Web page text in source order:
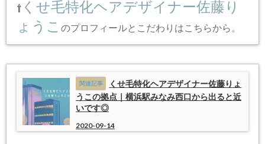
⇧ くせ毛特化ヘアデザイナー佐藤り
ょうこのプロフィールとこだわりはこちらから。
くせ毛特化ヘアデザイナー佐藤りょ
うこの拠点｜横浜駅みなみ西口から出ると近
いです◎
2020-09-14